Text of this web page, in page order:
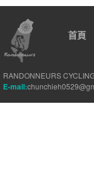
首頁
RANDONNEURS
E-mail: